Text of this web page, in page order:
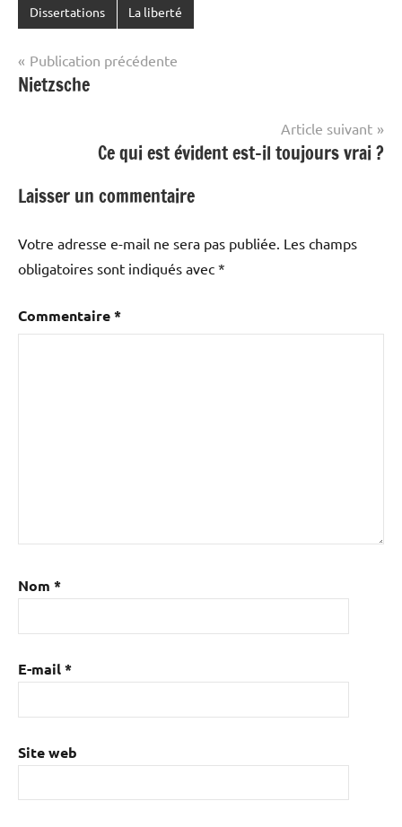
Dissertations La liberté
Navigation
de
Publication précédente
Nietzsche
Article suivant
Ce qui est évident est-il toujours vrai ?
Laisser un commentaire
Votre adresse e-mail ne sera pas publiée. Les champs
obligatoires sont indiqués avec *
Commentaire*
Nom *
E-mail*
Site web